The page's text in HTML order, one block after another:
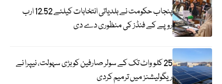
پنجاب حکومت نے بلدیاتی انتخابات کیلئے 12.52 ارب
روپے کے فنڈز کی منظوری دے دی
25 کلو واٹ تک کے سولر صارفین کو بڑی سہولت، نیپرا نے
ریگولیشنز میں ترمیم کردی